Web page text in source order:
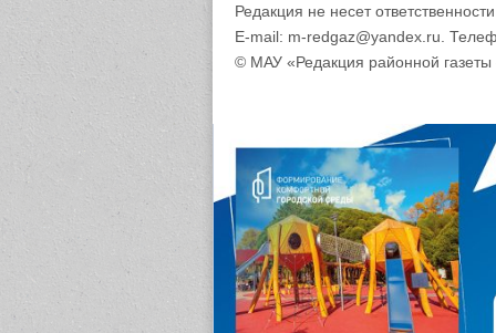
Редакция не несет
E-mail: m-redgaz@yandex.ru.
© МАУ «Редакция районной газеты